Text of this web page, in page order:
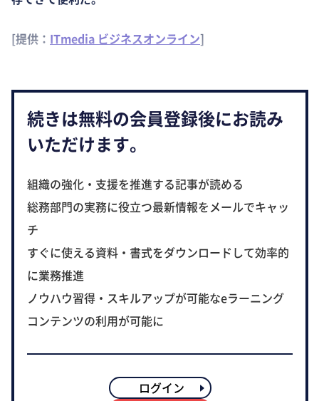
[提供： ITmedia ビジネスオンライン]
続きは無料の会員登録後にお読み
いただけます。
組織の強化・支援を推進する記事が読める
総務部門の実務に役立つ最新情報をメールでキャッ
チ
すぐに使える資料・書式をダウンロードして効率的
に業務推進
ノウハウ習得・スキルアップが可能なeラーニング
コンテンツの利用が可能に
ログイン